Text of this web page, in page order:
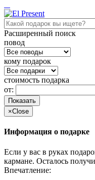
Расширенный поиск
повод
кому подарок
стоимость подарка
от:
Показать
×Close
Информация о подарке
Если у вас в руках
кармане. Осталось
Впечатление: